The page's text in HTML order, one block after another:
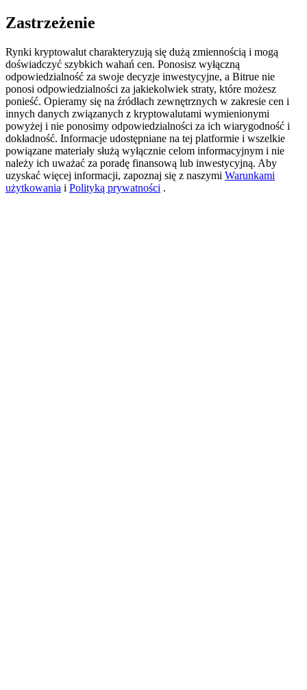
Exclusive for BitMart Users
Precious Metals Trading Carnival
Trade Gold & Silver · 33,333 USDT Bonus
USDT New User Exclusive 10% APR
Zastrzeżenie
Rynki kryptowalut charakteryzują się dużą zmiennością i mogą
doświadczyć szybkich wahań cen. Ponosisz wyłączną
odpowiedzialność za swoje decyzje inwestycyjne, a Bitrue nie
ponosi odpowiedzialności za jakiekolwiek straty, które możesz
ponieść. Opieramy się na źródłach zewnętrznych w zakresie cen i
innych danych związanych z kryptowalutami wymienionymi
powyżej i nie ponosimy odpowiedzialności za ich wiarygodność i
dokładność. Informacje udostępniane na tej platformie i wszelkie
powiązane materiały służą wyłącznie celom informacyjnym i nie
należy ich uważać za poradę finansową lub inwestycyjną. Aby
uzyskać więcej informacji, zapoznaj się z naszymi Warunkami
użytkowania i Polityką prywatności .